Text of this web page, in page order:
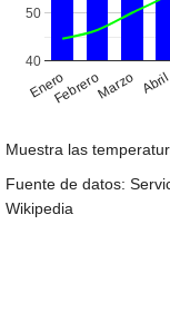
EneroFebreroMarzo Abril
40
50
Muestra las
Fuente de datos:
Wikipedia